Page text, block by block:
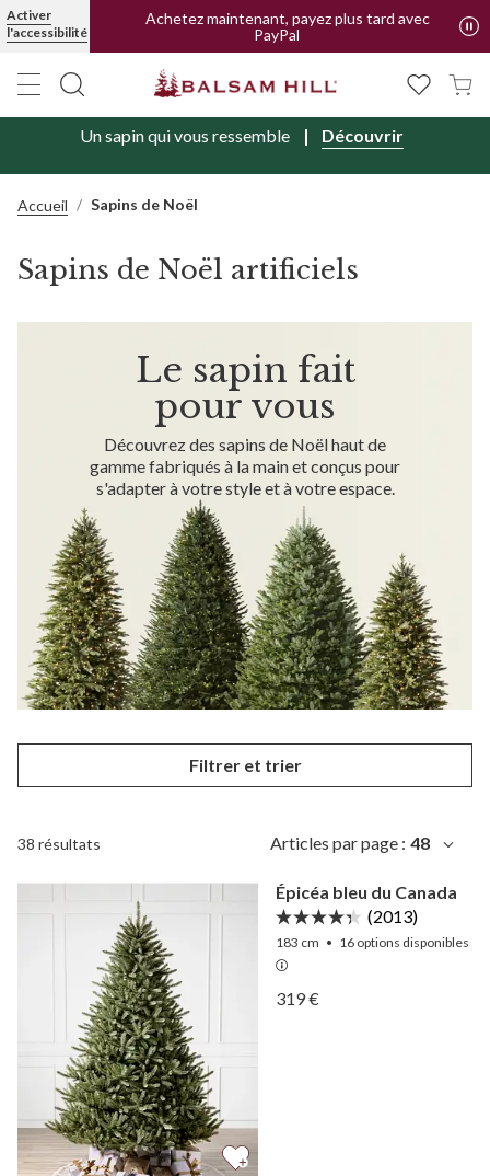
Activer
l'accessibilité
PayPal
Livraison offerte en FR et BE | Forfait pour CH
Un sapin qui vous ressemble Découvrir
Accueil Sapins de Noël
Sapins de Noël artificiels
Le sapin fait
pour vous
Découvrez des sapins de Noël haut de
gamme fabriqués à la main et conçus pour
s'adapter à votre style et à votre espace.
Filtrer et trier
38 résultats Articles par page : 48
Épicéa bleu du Canada
(2013)
183 cm • 16 options disponibles
Afficher Épicéa bleu du
Afficher Épicéa bleu du
319 €